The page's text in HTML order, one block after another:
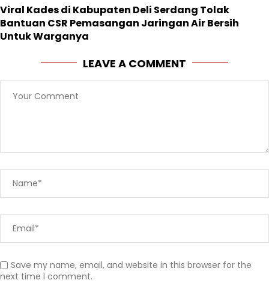
Viral Kades di Kabupaten Deli Serdang Tolak
Bantuan CSR Pemasangan Jaringan Air Bersih
Untuk Warganya
LEAVE A COMMENT
Save my name, email, and website in this browser for the
next time I comment.